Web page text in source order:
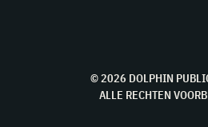
© 2026 DOLPHIN
ALLE RECHTEN